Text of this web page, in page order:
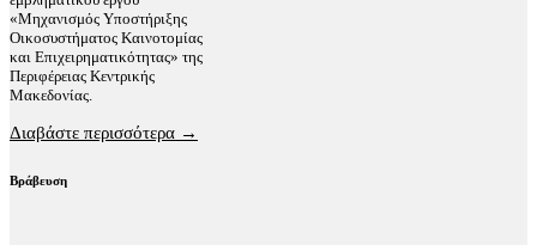
«Μηχανισμός Υποστήριξης
Οικοσυστήματος Καινοτομίας
και Επιχειρηματικότητας» της
Περιφέρειας Κεντρικής
Μακεδονίας.
Διαβάστε περισσότερα →
Βράβευση